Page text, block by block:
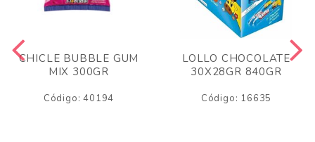
CHICLE BUBBLE GUM
MIX 300GR
Código: 40194
LOLLO CHOCOLATE
30X28GR 840GR
Código: 16635